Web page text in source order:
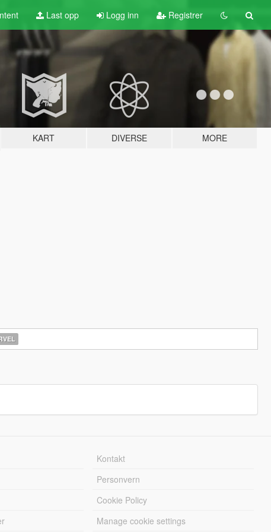
Last opp Logg inn Registrer
KART DIVERSE MORE
Kontakt
Personvern
Cookie Policy
Manage cookie settings